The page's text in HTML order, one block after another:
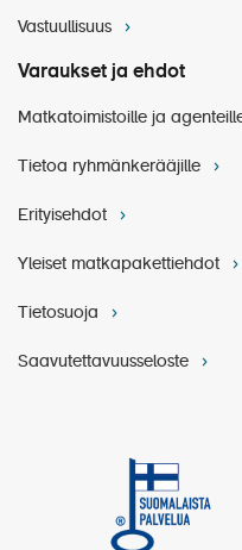
Vastuullisuus
Varaukset ja ehdot
Matkatoimistoille ja
Tietoa ryhmänkerääjille
Erityisehdot
Yleiset matkapakettiehdot
Tietosuoja
Saavutettavuusseloste